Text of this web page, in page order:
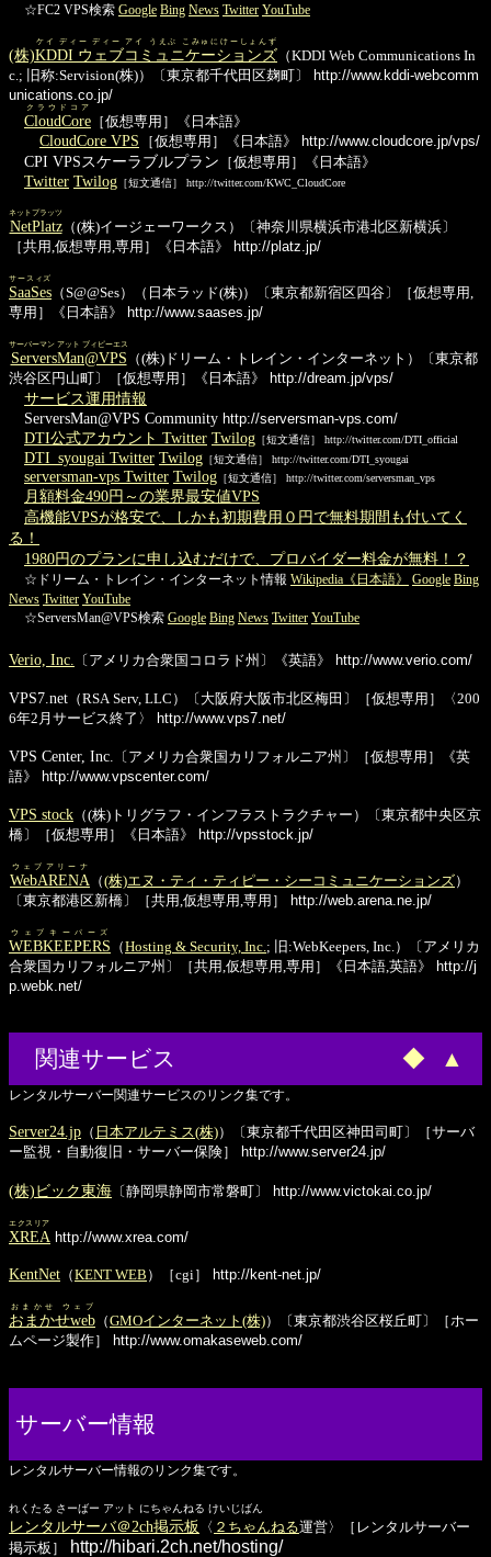
☆FC2 VPS検索 Google Bing News Twitter YouTube
(株)KDDI ウェブコミュニケーションズ
ケイ ディー ディー アイ うえぶ こみゅにけーしょんず
（KDDI Web Communications In
c.; 旧称:Servision(株)）〔東京都千代田区麹町〕
http://www.kddi-webcomm
unications.co.jp/
CloudCore
クラウドコア
［仮想専用］《日本語》
CloudCore VPS ［仮想専用］《日本語》 http://www.cloudcore.jp/vps/
CPI VPSスケーラブルプラン ［仮想専用］《日本語》
Twitter Twilog ［短文通信］ http://twitter.com/KWC_CloudCore
NetPlatz
ネットプラッツ
（(株)イージェーワークス）〔神奈川県横浜市港北区新横浜〕
［共用,仮想専用,専用］《日本語》
http://platz.jp/
SaaSes
サースィズ
（S@@Ses）（日本ラッド(株)）〔東京都新宿区四谷〕［仮想専用,
専用］《日本語》
http://www.saases.jp/
ServersMan@VPS
サーバーマン アット ブィピーエス
（(株)ドリーム・トレイン・インターネット）〔東京都
渋谷区円山町〕［仮想専用］《日本語》
http://dream.jp/vps/
サービス運用情報
ServersMan@VPS Community http://serversman-vps.com/
DTI公式アカウント Twitter Twilog ［短文通信］ http://twitter.com/DTI_official
DTI_syougai Twitter Twilog ［短文通信］ http://twitter.com/DTI_syougai
serversman-vps Twitter Twilog ［短文通信］ http://twitter.com/serversman_vps
月額料金490円～の業界最安値VPS
高機能VPSが格安で、しかも初期費用０円で無料期間も付いてく
る！
1980円のプランに申し込むだけで、プロバイダー料金が無料！？
☆ドリーム・トレイン・インターネット情報 Wikipedia《日本語》 Google Bing
News Twitter YouTube
☆ServersMan@VPS検索 Google Bing News Twitter YouTube
Verio, Inc. 〔アメリカ合衆国コロラド州〕《英語》 http://www.verio.com/
VPS7.net （RSA Serv, LLC）〔大阪府大阪市北区梅田〕［仮想専用］〈200
6年2月サービス終了〉
http://www.vps7.net/
VPS Center, Inc.
〔アメリカ合衆国カリフォルニア州〕［仮想専用］《英
語》
http://www.vpscenter.com/
VPS stock （(株)トリグラフ・インフラストラクチャー）〔東京都中央区京
橋〕［仮想専用］《日本語》
http://vpsstock.jp/
WebARENA
ウェブアリーナ
（(株)エヌ・ティ・ティピー・シーコミュニケーションズ）
〔東京都港区新橋〕［共用,仮想専用,専用］
http://web.arena.ne.jp/
WEBKEEPERS
ウェブキーパーズ
（Hosting & Security, Inc. ; 旧:WebKeepers, Inc.）〔アメリカ
合衆国カリフォルニア州〕［共用,仮想専用,専用］《日本語,英語》
http://j
p.webk.net/
関連サービス ◆ ▲
レンタルサーバー関連サービスのリンク集です。
Server24.jp （ 日本アルテミス(株)）〔東京都千代田区神田司町〕［サーバ
ー監視・自動復旧・サーバー保険］
http://www.server24.jp/
(株)ビック東海 〔静岡県静岡市常磐町〕 http://www.victokai.co.jp/
XREA
エクスリア
http://www.xrea.com/
KentNet （KENT WEB ）［cgi］ http://kent-net.jp/
おまかせweb
おまかせ ウェブ
（GMOインターネット(株)）〔東京都渋谷区桜丘町〕［ホー
ムページ製作］
http://www.omakaseweb.com/
サーバー情報
レンタルサーバー情報のリンク集です。
れくたる さーばー アット にちゃんねる けいじばん
レンタルサーバ＠2ch掲示板 〈 ２ちゃんねる運営〉［レンタルサーバー
掲示板］
http://hibari.2ch.net/hosting/